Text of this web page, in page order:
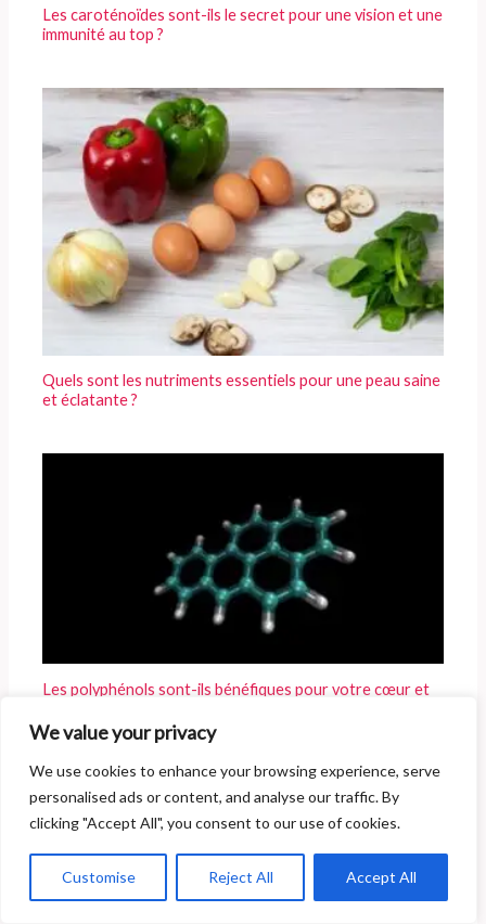
We value your privacy
We use cookies to enhance your browsing experience, serve
personalised ads or content, and analyse our traffic. By
clicking "Accept All", you consent to our use of cookies.
Customise Reject All Accept All
Les caroténoïdes sont-ils le secret pour une vision et une
immunité au top ?
Quels sont les nutriments essentiels pour une peau saine
et éclatante ?
Les polyphénols sont-ils bénéfiques pour votre cœur et